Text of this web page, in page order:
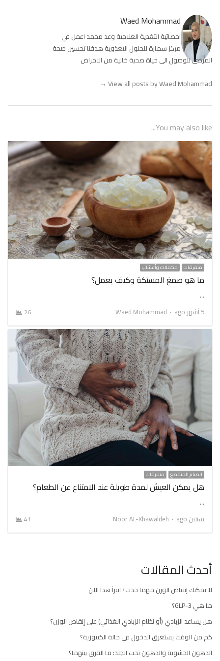
Waed Mohammad
اخصائية التغذية العلاجية وعد محمد اعمل في
مركز سمارة للحلول التغذوية هدفنا تحسين صحة
المرضى للوصول الى حياة صحية خالية من الامراض
View all posts by Waed Mohammad
→
You may also like...
متفرقات مكملات وأعشاب
ما هو صمغ المستكة وكيف يعمل؟
…
5 أشهر ago
Author
Waed Mohammad
26
الصيام المتقطع متفرقات
هل يمكن العيش لمدة طويلة عند الامتناع عن الطعام؟
…
سنتين ago
Author
Noor AL-Khawaldeh
41
أحدث المقالات
لا يمكنك إنقاص الوزن مهما حدث؟ اقرأ هذا الآن
ما هي GLP-3؟
هل يساعد الزبادي (أو نظام الزبادي الغذائي) على إنقاص الوزن؟
كم من الوقت يستغرق الدخول في حالة الكيتوزية؟
الدهون الحشوية والدهون تحت الجلد: ما الفرق بينهما؟